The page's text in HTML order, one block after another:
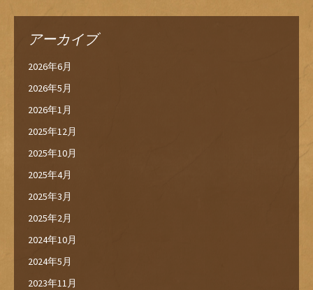
アーカイブ
2026年6月
2026年5月
2026年1月
2025年12月
2025年10月
2025年4月
2025年3月
2025年2月
2024年10月
2024年5月
2023年11月